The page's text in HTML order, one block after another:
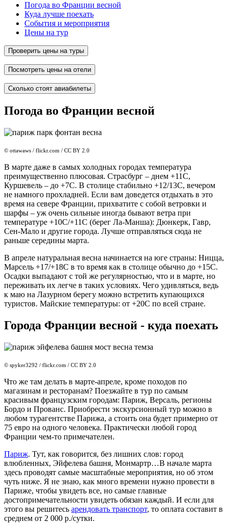
Погода во Франции весной
Куда лучше поехать
События и мероприятия
Цены на тур
Проверить цены на туры
Посмотреть цены на отели
Сколько стоят авиабилеты
Погода во Франции весной
© ottawaws / flickr.com / CC BY 2.0
В марте даже в самых холодных городах температура
преимущественно плюсовая. Страсбург – днем +11С,
Куршевель – до +7С. В столице стабильно +12/13С, вечером
не намного прохладней. Если вам доведется отдыхать в это
время на севере Франции, прихватите с собой ветровки и
шарфы – уж очень сильные иногда бывают ветра при
температуре +10С/+11С (берег Ла-Манша): Дюнкерк, Гавр,
Сен-Мало и другие города. Лучше отправляться сюда не
раньше середины марта.
В апреле натуральная весна начинается на юге страны: Ницца,
Марсель +17/+18С в то время как в столице обычно до +15С.
Осадки выпадают с той же регулярностью, что и в марте, но
переживать их легче в таких условиях. Чего удивляться, ведь
к маю на Лазурном берегу можно встретить купающихся
туристов. Майские температуры: от +20С по всей стране.
Города Франции весной - куда поехать
© spyker3292 / flickr.com / CC BY 2.0
Что же там делать в марте-апреле, кроме походов по
магазинам и ресторанам? Поезжайте в тур по самым
красивым французским городам: Париж, Версаль, регионы
Бордо и Прованс. Приобрести экскурсионный тур можно в
любом турагентстве Парижа, а стоить она будет примерно от
75 евро на одного человека. Практически любой город
Франции чем-то примечателен.
Париж. Тут, как говорится, без лишних слов: город
влюбленных, Эйфелева башня, Монмартр…В начале марта
здесь проводят самые масштабные мероприятия, но об этом
чуть ниже. Я не знаю, как много времени нужно провести в
Париже, чтобы увидеть все, но самые главные
достопримечательности увидеть обязан каждый. И если для
этого вы решитесь арендовать транспорт, то оплата составит в
среднем от 2 000 р./сутки.